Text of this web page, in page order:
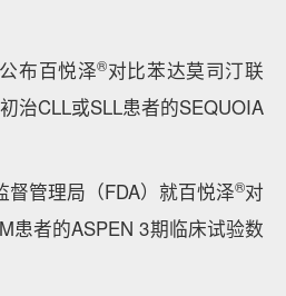
布百悦泽®对比苯达莫司汀联
治CLL或SLL患者的SEQUOIA
督管理局（FDA）就百悦泽®对
患者的ASPEN 3期临床试验数